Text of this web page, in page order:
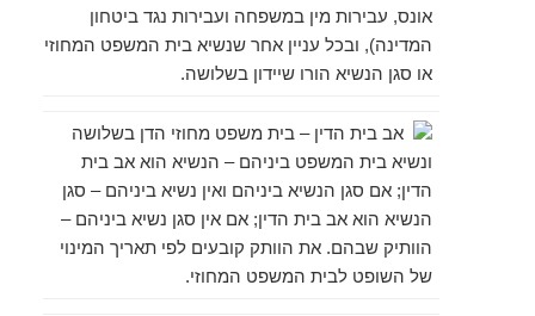
אונס, עבירות מין במשפחה ועבירות נגד ביטחון
המדינה), ובכל עניין אחר שנשיא בית המשפט המחוזי
או סגן הנשיא הורו שיידון בשלושה.
אב בית הדין – בית משפט מחוזי הדן בשלושה
ונשיא בית המשפט ביניהם – הנשיא הוא אב בית
הדין; אם סגן הנשיא ביניהם ואין נשיא ביניהם – סגן
הנשיא הוא אב בית הדין; אם אין סגן נשיא ביניהם –
הוותיק שבהם. את הוותק קובעים לפי תאריך המינוי
של השופט לבית המשפט המחוזי.